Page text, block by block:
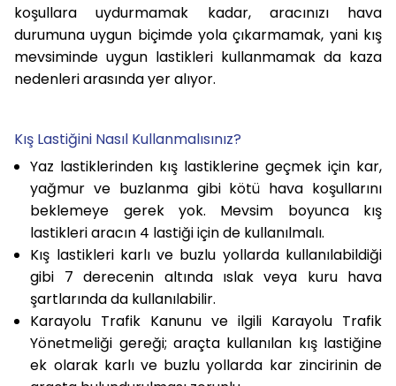
koşullara uydurmamak kadar, aracınızı hava
durumuna uygun biçimde yola çıkarmamak, yani kış
mevsiminde uygun lastikleri kullanmamak da kaza
nedenleri arasında yer alıyor.
Kış Lastiğini Nasıl Kullanmalısınız?
Yaz lastiklerinden kış lastiklerine geçmek için kar,
yağmur ve buzlanma gibi kötü hava koşullarını
beklemeye gerek yok. Mevsim boyunca kış
lastikleri aracın 4 lastiği için de kullanılmalı.
Kış lastikleri karlı ve buzlu yollarda kullanılabildiği
gibi 7 derecenin altında ıslak veya kuru hava
şartlarında da kullanılabilir.
Karayolu Trafik Kanunu ve ilgili Karayolu Trafik
Yönetmeliği gereği; araçta kullanılan kış lastiğine
ek olarak karlı ve buzlu yollarda kar zincirinin de